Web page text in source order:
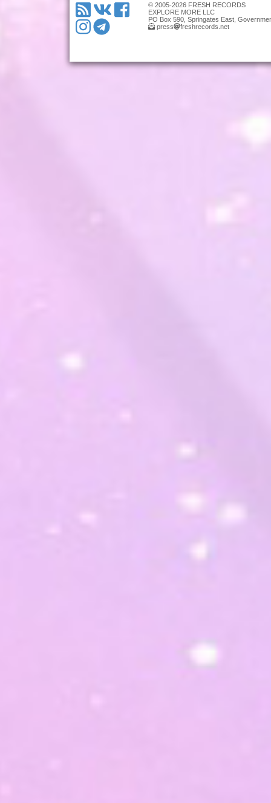
© 2005-2026 FRESH RECORDS
EXPLORE MORE LLC
PO Box 590, Springates East,
press
freshrecords.net